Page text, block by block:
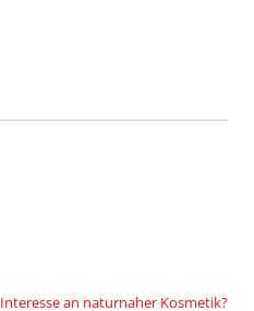
Interesse an naturnaher Kosmetik?